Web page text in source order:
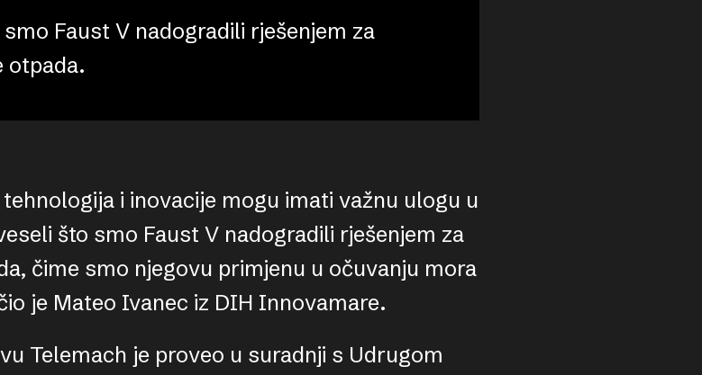
Faust V nadogradili rješenjem za
otpada.
i inovacije mogu imati važnu ulogu u
što smo Faust V nadogradili rješenjem za
čime smo njegovu primjenu u očuvanju mora
je Mateo Ivanec iz DIH Innovamare.
Telemach je proveo u suradnji s Udrugom